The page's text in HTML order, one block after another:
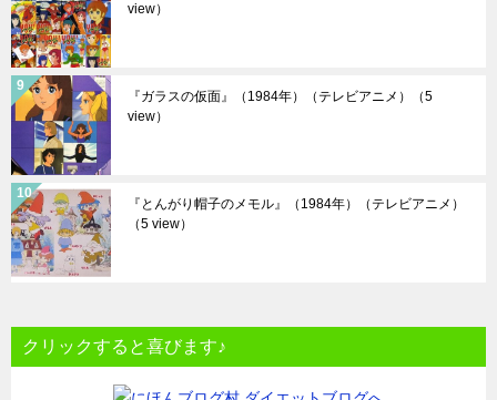
view）
『ガラスの仮面』（1984年）（テレビアニメ）
（5
view）
『とんがり帽子のメモル』（1984年）（テレビアニメ）
（5 view）
クリックすると喜びます♪